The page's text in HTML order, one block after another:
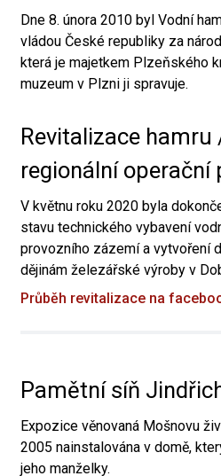
Dne 8. února 2010 byl Vodní
vládou České republiky za
která je majetkem Plzeňského
muzeum v Plzni ji spravuje.
Revitalizace
regionální operační
V květnu roku 2020 byla
stavu technického vybavení
provozního zázemí a vytvoření
dějinám železářské výroby v
Průběh revitalizace na
Pamětní síň
Expozice věnovaná Mošnovu
2005 nainstalována v domě,
jeho manželky.